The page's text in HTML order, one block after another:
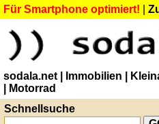
Für Smartphone optimiert!
sodala.net | Immobilien |
| Motorrad
Schnellsuche